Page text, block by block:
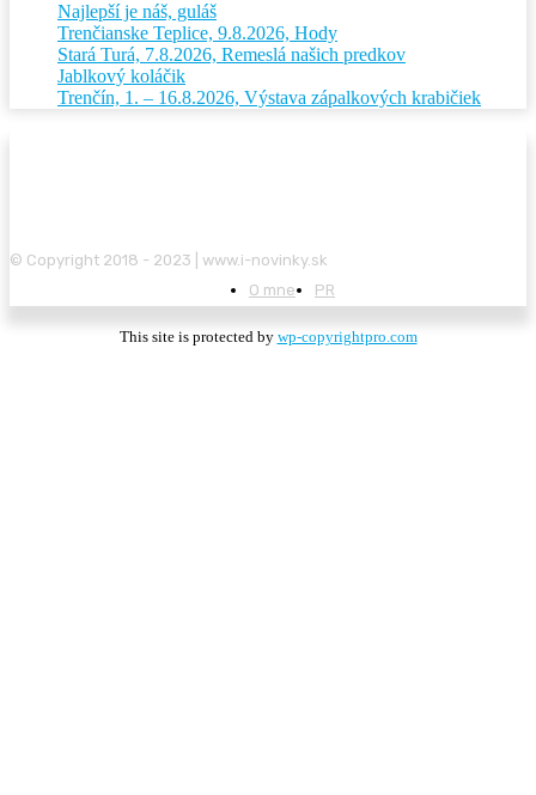
Najlepší je náš, guláš
Trenčianske Teplice, 9.8.2026, Hody
Stará Turá, 7.8.2026, Remeslá našich predkov
Jablkový koláčik
Trenčín, 1. – 16.8.2026, Výstava zápalkových krabičiek
© Copyright 2018 - 2023 | www.i-novinky.sk
O mne
PR
This site is protected by wp-copyrightpro.com